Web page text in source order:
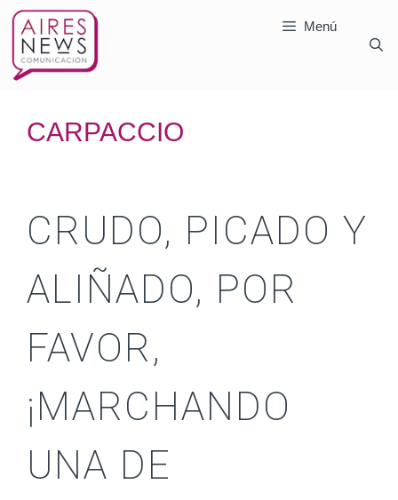
Menú
CARPACCIO
CRUDO, PICADO Y
ALIÑADO, POR
FAVOR,
¡MARCHANDO
UNA DE